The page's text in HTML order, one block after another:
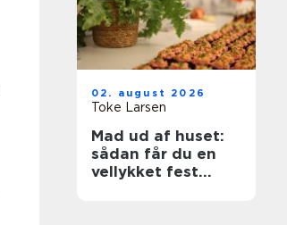
02. august 2026
Toke Larsen
Mad ud af huset:
sådan får du en
vellykket fest